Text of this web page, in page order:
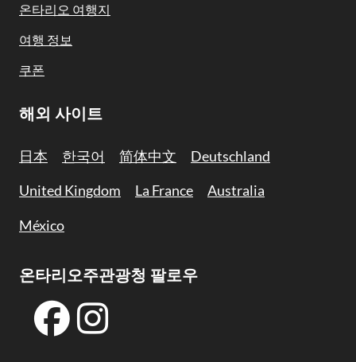
온타리오 여행지
여행 정보
쿠폰
해외 사이트
日本 한국어 简体中文
Deutschland
United Kingdom
La France
Australia
México
온타리오주관광청 팔로우